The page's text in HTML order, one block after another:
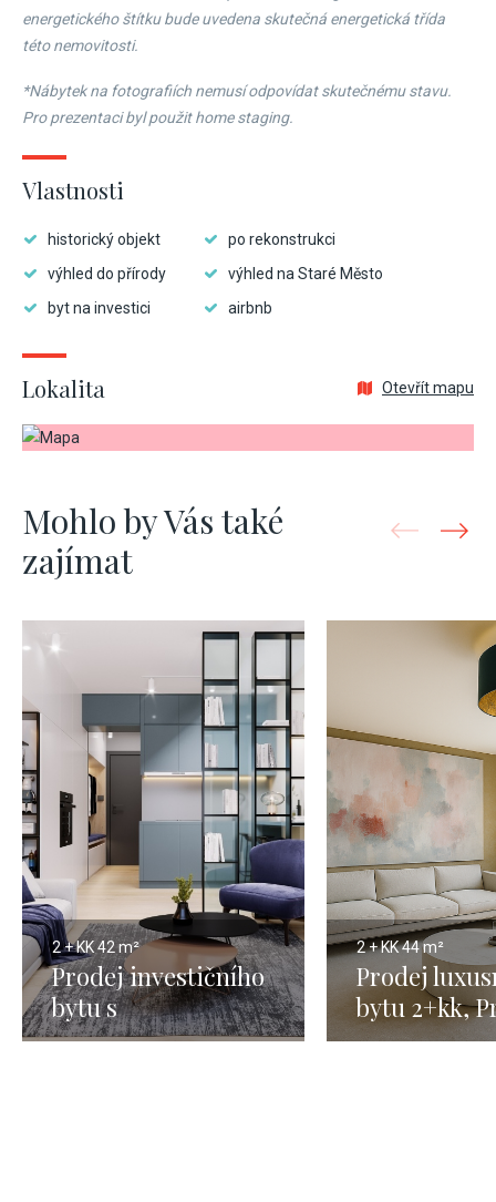
energetického štítku bude uvedena skutečná energetická třída
této nemovitosti.
*Nábytek na fotografiích nemusí odpovídat skutečnému stavu.
Pro prezentaci byl použit home staging.
Vlastnosti
historický objekt
po rekonstrukci
výhled do přírody
výhled na Staré Město
byt na investici
airbnb
Lokalita Otevřít mapu
Mohlo by Vás také
zajímat
2 + KK42 m²
Prodej investičního
bytu s
předzahrádkou -
2 + KK44 m²
Prodej
bytu 2+kk,
Staré město